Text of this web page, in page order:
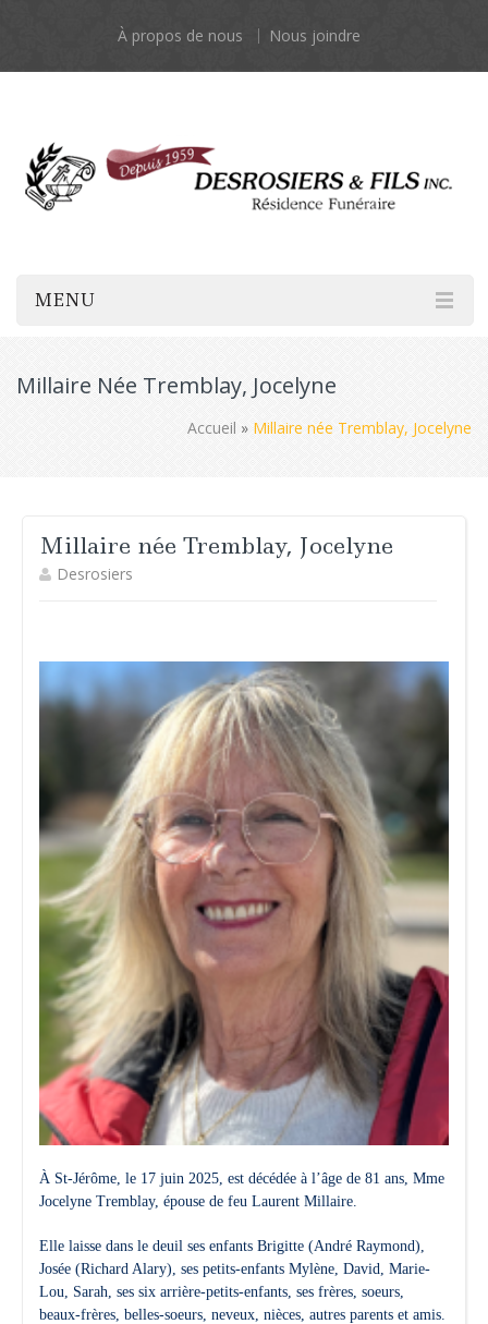
À propos de nous Nous joindre
MENU
Millaire Née Tremblay, Jocelyne
Accueil » Millaire née Tremblay, Jocelyne
Millaire née Tremblay, Jocelyne
Desrosiers
À St-Jérôme, le 17 juin 2025, est décédée à l’âge de 81 ans, Mme
Jocelyne Tremblay, épouse de feu Laurent Millaire.
Elle laisse dans le deuil ses enfants Brigitte (André Raymond),
Josée (Richard Alary), ses petits-enfants Mylène, David, Marie-
Lou, Sarah, ses six arrière-petits-enfants, ses frères, soeurs,
beaux-frères, belles-soeurs, neveux, nièces, autres parents et amis.